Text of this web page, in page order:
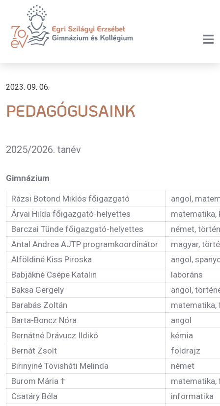
2023. 09. 06.
PEDAGÓGUSAINK
2025/2026. tanév
Gimnázium
Rázsi Botond Miklós főigazgató
angol,
Árvai Hilda főigazgató-helyettes
matematika,
Barczai Tünde főigazgató-helyettes
német,
Antal Andrea AJTP programkoordinátor
magyar,
Alföldiné Kiss Piroska
angol,
Babjákné Csépe Katalin
laboráns
Baksa Gergely
angol,
Barabás Zoltán
Barta-Boncz Nóra
angol
Bernátné Drávucz Ildikó
kémia
Bernát Zsolt
földrajz
Birinyiné Tövisháti Melinda
német
Burom Mária †
matematika,
Csatáry Béla
informatika